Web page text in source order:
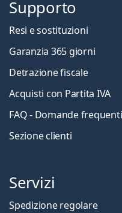
Supporto
Resi e sostituzioni
Garanzia 365 giorni
Detrazione fiscale
Acquisti con Partita IVA
FAQ - Domande frequenti
Sezione clienti
Servizi
Spedizione regolare